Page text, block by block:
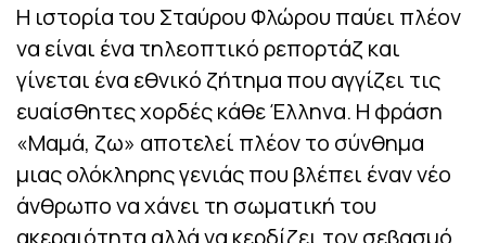
Η ιστορία του Σταύρου Φλώρου παύει πλέον
να είναι ένα τηλεοπτικό ρεπορτάζ και
γίνεται ένα εθνικό ζήτημα που αγγίζει τις
ευαίσθητες χορδές κάθε Έλληνα. Η φράση
«Μαμά, ζω» αποτελεί πλέον το σύνθημα
μιας ολόκληρης γενιάς που βλέπει έναν νέο
άνθρωπο να χάνει τη σωματική του
ακεραιότητα αλλά να κερδίζει τον σεβασμό